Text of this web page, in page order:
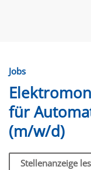
Jobs
für
(m/w/d)
Stellenanzeige